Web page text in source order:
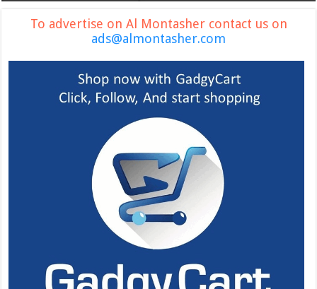
To advertise on Al Montasher contact us on
ads@almontasher.com